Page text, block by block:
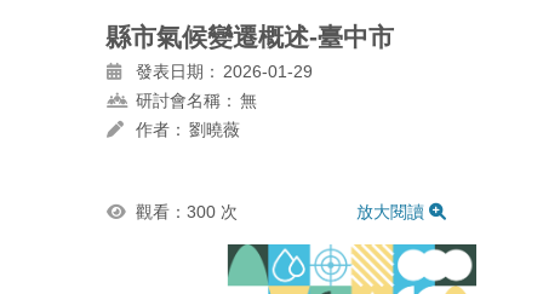
縣市氣候變遷概述-臺中市
發表日期： 2026-01-29
研討會名稱： 無
作者： 劉曉薇
觀看：300 次 放大閱讀